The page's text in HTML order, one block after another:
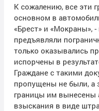
К сожалению, все эти
основном в
«Брест» и «Мокраны»,
предъявляли
только оказывались
испорчены в
Граждане с такими
пропущены не были, а
границы им вынесены
взыскания в виде